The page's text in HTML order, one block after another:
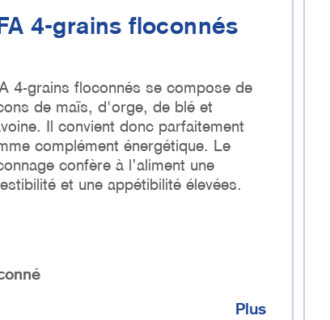
4-grains floconnés
4-grains floconnés se compose de
de maïs, d'orge, de blé et
Il convient donc parfaitement
complément énergétique. Le
confère à l’aliment une
et une appétibilité élevées.
Plus